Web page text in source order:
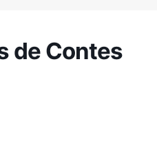
de Contes